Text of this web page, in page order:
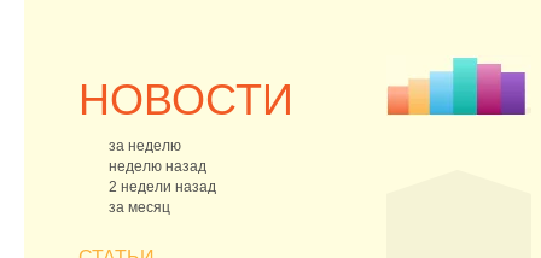
НОВОСТИ
за неделю
неделю назад
2 недели назад
за месяц